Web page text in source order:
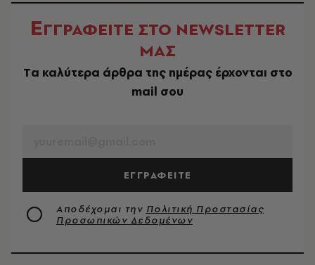
ΕΓΓΡΑΦΕΙΤΕ ΣΤΟ NEWSLETTER
ΜΑΣ
Tα καλύτερα άρθρα της ημέρας έρχονται στο
mail σου
ΕΓΓΡΑΦΕΙΤΕ
Αποδέχομαι την Πολιτική Προστασίας
Προσωπικών Δεδομένων